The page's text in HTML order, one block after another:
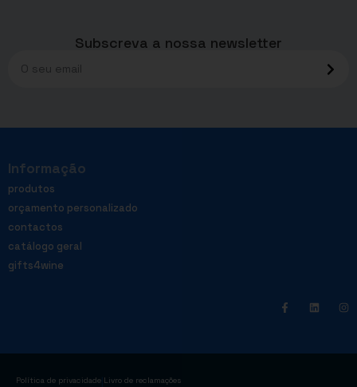
Subscreva a nossa newsletter
Informação
produtos
orçamento personalizado
contactos
catálogo geral
gifts4wine
Política de privacidade Livro de reclamações